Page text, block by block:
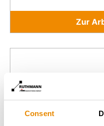
Consent
Zur